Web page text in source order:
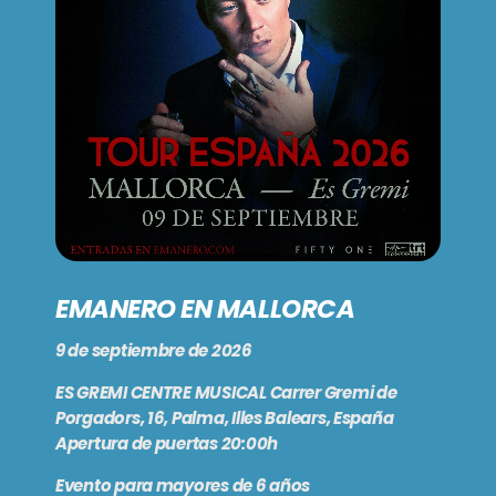
EN VIVO AHORA!
EMANERO EN MALLORCA
9 de septiembre de 2026
ES GREMI CENTRE MUSICAL Carrer Gremi de
Porgadors, 16, Palma, Illes Balears, España
Apertura de puertas 20:00h
Evento para mayores de 6 años